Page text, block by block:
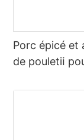
Porc épicé et
de pouletⅱ